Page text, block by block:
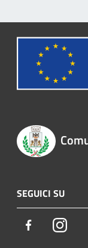
SEGUICI SU
Facebook